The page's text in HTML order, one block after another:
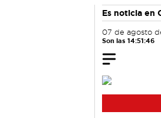
Es noticia en
07 de agosto
Son las 14:51:47